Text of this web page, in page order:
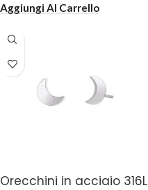
Aggiungi Al Carrello
Orecchini in acciaio 316L